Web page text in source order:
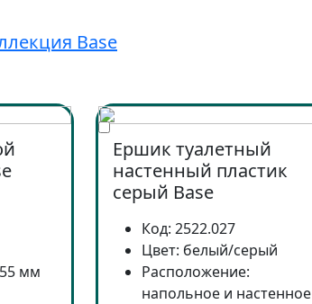
Base
мм
Ершик туалетный
настенный пластик
серый Base
Код: 2522.027
Цвет: белый/серый
Расположение:
напольное и настенное